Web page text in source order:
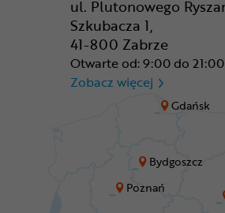
Bydgoszcz
Gdańsk
Poznań
ul. Plutonowego
Szkubacza 1,
41-800 Zabrze
Otwarte od: 9:00 do 21:00
Zobacz więcej CR